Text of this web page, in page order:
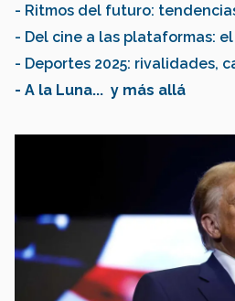
- Ritmos del futuro:
- Del cine a las plataformas:
- Deportes 2025: rivalidades,
- A la Luna... y más allá